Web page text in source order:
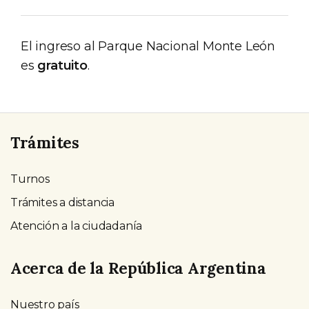
El ingreso al Parque Nacional Monte León
es gratuito.
Trámites
Turnos
Trámites a distancia
Atención a la ciudadanía
Acerca de la República Argentina
Nuestro país